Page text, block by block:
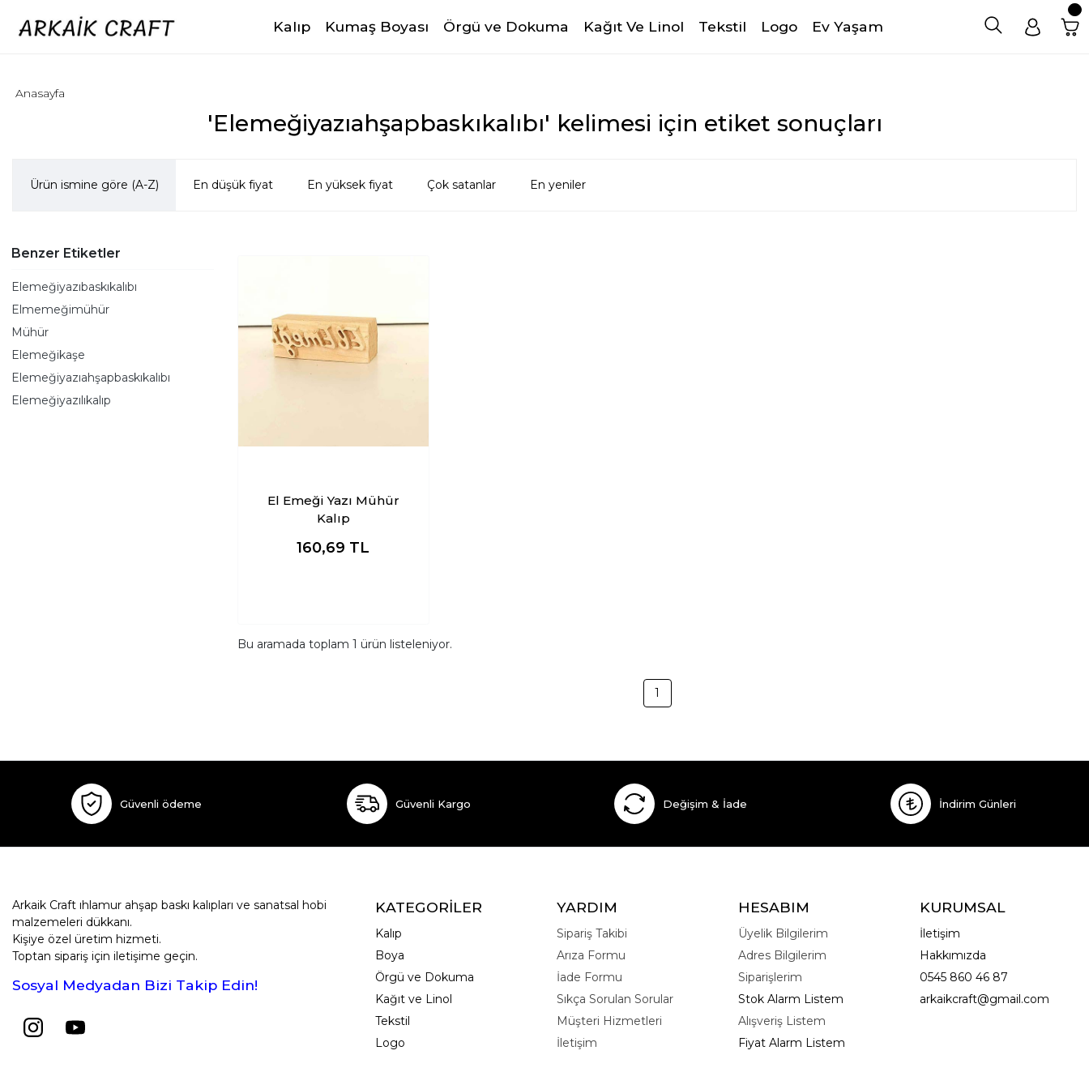
Kalıp Kumaş Boyası Örgü ve Dokuma Kağıt Ve Linol Tekstil Logo Ev Yaşam
'Elemeğiyazıahşapbaskıkalıbı' kelimesi için etiket sonuçları
Anasayfa
Ürün ismine göre (A-Z) En düşük fiyat En yüksek fiyat Çok satanlar En yeniler
Benzer Etiketler
Elemeğiyazıbaskıkalıbı
Elmemeğimühür
Mühür
Elemeğikaşe
Elemeğiyazıahşapbaskıkalıbı
Elemeğiyazılıkalıp
El Emeği Yazı Mühür
Kalıp
160,69 TL
Bu aramada toplam 1 ürün listeleniyor.
1
Güvenli ödeme Güvenli Kargo Değişim & İade İndirim Günleri
Arkaik Craft ıhlamur ahşap baskı kalıpları ve sanatsal hobi
malzemeleri dükkanı.
Kişiye özel üretim hizmeti.
Toptan sipariş için iletişime geçin.
Sosyal Medyadan Bizi Takip Edin!
KATEGORİLER
Kalıp
Boya
Örgü ve Dokuma
Kağıt ve Linol
Tekstil
Logo
YARDIM
Sipariş Takibi
Arıza Formu
İade Formu
Sıkça Sorulan Sorular
Müşteri Hizmetleri
İletişim
HESABIM
Üyelik Bilgilerim
Adres Bilgilerim
Siparişlerim
Stok Alarm Listem
Alışveriş Listem
Fiyat Alarm Listem
KURUMSAL
İletişim
Hakkımızda
0545 860 46 87
arkaikcraft@gmail.com